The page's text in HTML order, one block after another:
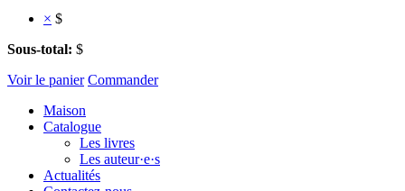
× $
Sous-total: $
Voir le panier Commander
Maison
Catalogue
Les livres
Les auteur·e·s
Actualités